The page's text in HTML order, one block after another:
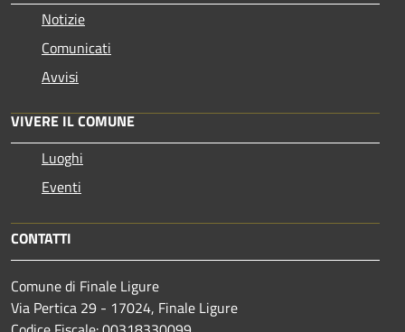
Notizie
Comunicati
Avvisi
VIVERE IL COMUNE
Luoghi
Eventi
CONTATTI
Comune di Finale Ligure
Via Pertica 29 - 17024, Finale Ligure